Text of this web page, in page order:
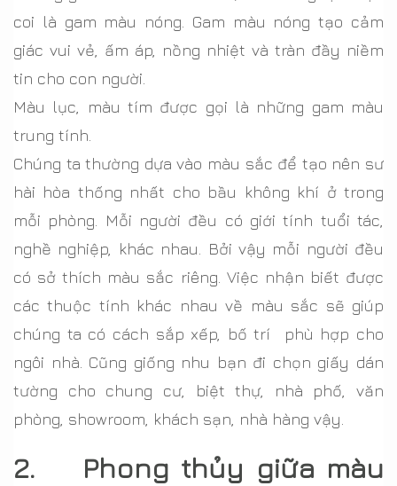
coi là gam màu nóng. Gam màu nóng tạo cảm
giác vui vẻ, ấm áp, nồng nhiệt và tràn đầy niềm
tin cho con người.
Màu lục, màu tím được gọi là những gam màu
trung tính.
Chúng ta thường dựa vào màu sắc để tạo nên sư
hài hòa thống nhất cho bầu không khí ở trong
mỗi phòng. Mỗi người đều có giới tính tuổi tác,
nghề nghiệp, khác nhau. Bởi vậy mỗi người đều
có sở thích màu sắc riêng. Việc nhận biết được
các thuộc tính khác nhau về màu sắc sẽ giúp
chúng ta có cách sắp xếp, bố trí phù hợp cho
ngôi nhà. Cũng giống nhu bạn đi chọn giấy dán
tường cho chung cư, biệt thự, nhà phố, văn
phòng, showroom, khách sạn, nhà hàng vậy.
2. Phong thủy giữa màu